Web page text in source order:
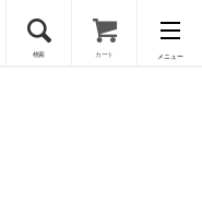
検索 カート メニュー